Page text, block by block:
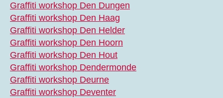
Graffiti workshop Den Dungen
Graffiti workshop Den Haag
Graffiti workshop Den Helder
Graffiti workshop Den Hoorn
Graffiti workshop Den Hout
Graffiti workshop Dendermonde
Graffiti workshop Deurne
Graffiti workshop Deventer